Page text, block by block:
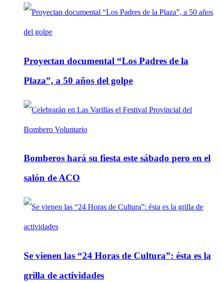
Proyectan documental “Los Padres de la
Plaza”, a 50 años del golpe
Bomberos hará su fiesta este sábado pero en el
salón de ACO
Se vienen las “24 Horas de Cultura”: ésta es la
grilla de actividades